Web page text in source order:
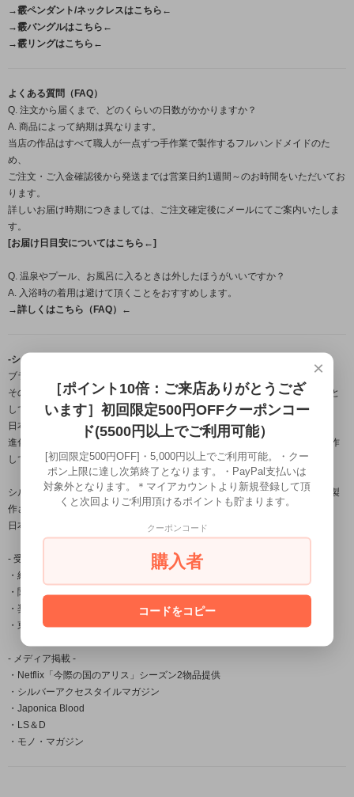
→霰ペンダント/ネックレスはこちら←
→霰バングルはこちら←
→霰リングはこちら←
よくある質問（FAQ）
Q. 注文から届くまで、どのくらいの日数がかかりますか？
A. 商品によって納期は異なります。
当店の作品はすべて職人が一点ずつ手作業で製作するフルハンドメイドのた
め、
ご注文・ご入金確認後から発送までは営業日約1週間～のお時間をいただいてお
ります。
詳しいお届け時期につきましては、ご注文確定後にメールにてご案内いたしま
す。
[お届け日目安についてはこちら←]
Q. 温泉やプール、お風呂に入るときは外したほうがいいですか？
A. 入浴時の着用は避けて頂くことをおすすめします。
→詳しくはこちら（FAQ）←
-シルバーアクセサリーブランド「龍頭」について-
ブランド名の「龍頭」とは梵鐘の最上部にある鐘を吊るす留め金の名。
その良し悪しで鐘の風格さえも変えてしまう必要不可欠な大事な部分を由来と
しており、
日本古来から受け継がれている銀器の伝統技法を用いながら、
進化する伝統をコンセプトに身に付ける者に独特の存在感を与える作品を製作
しております。
シルバーアクセサリー龍頭は数々の賞を受賞している「小平光嵐」によって製
作され
日本国内だけでなく海外の取引先でも販売されご愛用頂いております。
- 受賞一覧 -
・経済産業大臣賞
・関東経済産業局長賞
・奨励賞
・東京銀器伝統工芸士会会長賞
- メディア掲載 -
・Netflix「今際の国のアリス」シーズン2物品提供
・シルバーアクセスタイルマガジン
・Japonica Blood
・LS＆D
・モノ・マガジン
×
［ポイント10倍：ご来店ありがとうござ
います］初回限定500円OFFクーポンコー
ド(5500円以上でご利用可能）
[初回限定500円OFF]・5,000円以上でご利用可能。・クー
ポン上限に達し次第終了となります。・PayPal支払いは
対象外となります。＊マイアカウントより新規登録して頂
くと次回よりご利用頂けるポイントも貯まります。
クーポンコード
購入者
コードをコピー